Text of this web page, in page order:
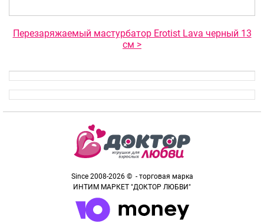
Перезаряжаемый мастурбатор Erotist Lava черный 13
см >
Since 2008-2026 © - торговая марка
ИНТИМ МАРКЕТ "ДОКТОР ЛЮБВИ"